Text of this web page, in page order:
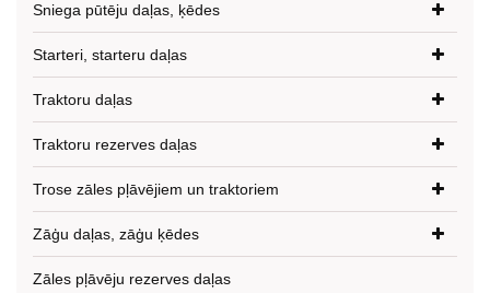
Sniega pūtēju daļas, ķēdes
Starteri, starteru daļas
Traktoru daļas
Traktoru rezerves daļas
Trose zāles pļāvējiem un traktoriem
Zāģu daļas, zāģu ķēdes
Zāles pļāvēju rezerves daļas